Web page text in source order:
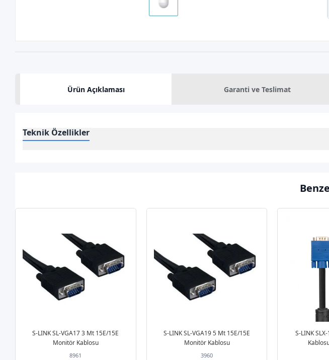
Ürün Açıklaması Garanti ve Teslimat
Teknik Özellikler
S-LINK SL-VGA17 3 Mt 15E/15E
Monitör Kablosu
8961
S-LINK SL-VGA19 5 Mt 15E/15E
Monitör Kablosu
3960
S-LINK